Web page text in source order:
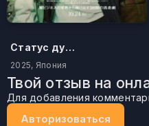
Статус дурака
2025, Япония
Твой отзыв на
Для добавления
Авторизоваться